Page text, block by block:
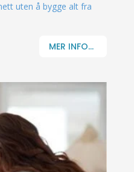
uten å bygge alt fra
MER INFO...